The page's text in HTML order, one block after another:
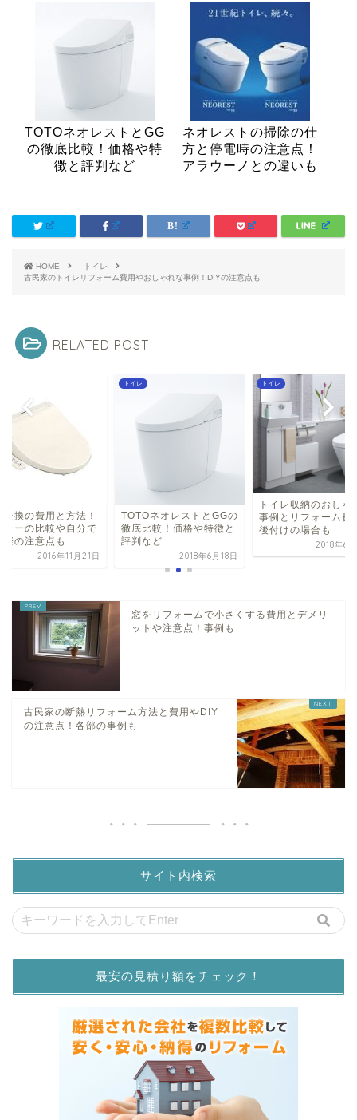
TOTOネオレストとGG
の徹底比較！価格や特
徴と評判など
ネオレストの掃除の仕
方と停電時の注意点！
アラウーノとの違いも
HOME
トイレ
古民家のトイレリフォーム費用やおしゃれな事例！DIYの注意点も
RELATED POST
交換の費用と方法！
カーの比較や自分で
際の注意点も
2016年11月21日
トイレ
TOTOネオレストとGGの
徹底比較！価格や特徴と
評判など
2018年6月18日
トイレ
トイレ収納のおしゃ
事例とリフォーム費
後付けの場合も
2018年6
窓をリフォームで小さくする費用とデメリ
ットや注意点！事例も
古民家の断熱リフォーム方法と費用やDIY
の注意点！各部の事例も
サイト内検索
最安の見積り額をチェック！